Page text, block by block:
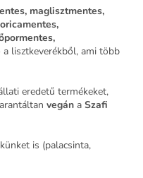
maglisztmentes,
a lisztkeverékből, ami több
eredetű termékeket,
vegán a Szafi
is (palacsinta,